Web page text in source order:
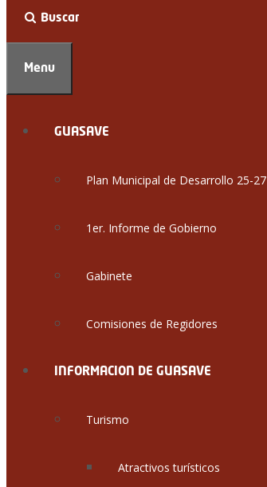
Buscar
Menu
GUASAVE
Plan Municipal de Desarrollo 25-27
1er. Informe de Gobierno
Gabinete
Comisiones de Regidores
INFORMACION DE GUASAVE
Turismo
Atractivos turísticos